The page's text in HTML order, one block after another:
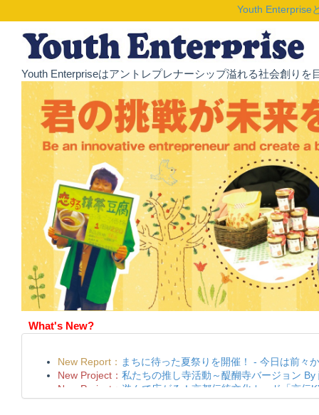
Youth Enterprise
Youth Enterpriseはアントレプレナーシップ溢れる社会創り
What's New?